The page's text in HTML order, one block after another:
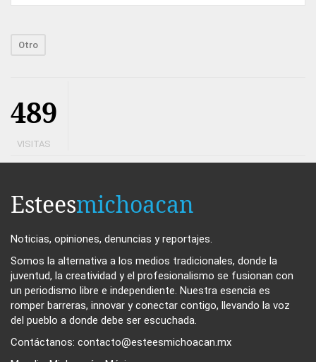
Otro
489
VISITAS
Esteesmichoacan
Noticias, opiniones, denuncias y reportajes.
Somos la alternativa a los medios tradicionales, donde la
juventud, la creatividad y el profesionalismo se fusionan con
un periodismo libre e independiente. Nuestra esencia es
romper barreras, innovar y conectar contigo, llevando la voz
del pueblo a donde debe ser escuchada.
Contáctanos: contacto@esteesmichoacan.mx